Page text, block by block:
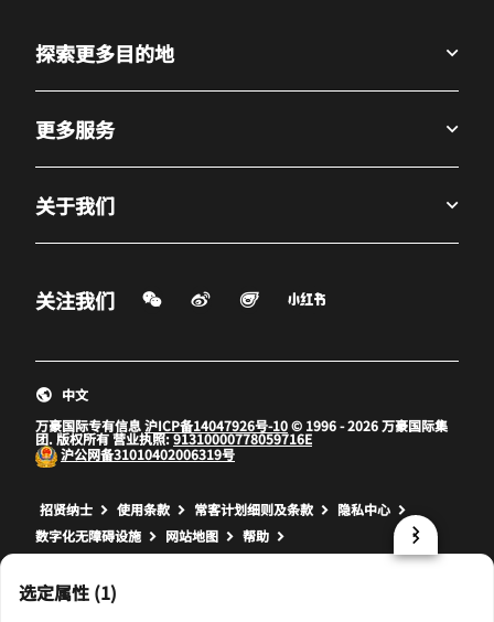
选定属性 (1)
探索更多目的地
更多服务
关于我们
关注我们 微信扫一扫
微博
打开新窗口
飞猪
打开新窗口打开新窗口
万豪国际专有信息沪ICP备14047926号-10© 1996 - 2026 万豪国际集
团. 版权所有 营业执照:91310000778059716E
沪公网备31010402006319号
中文
招贤纳士 打开新窗口
使用条款 打开新窗口
常客计划细则及条款 打开新窗口
隐私中心
数字化无障碍设施
网站地图 帮助
prod32,1C25A0E8-6171-5F8B-A5E4-84FF23B84754,rel-R24.9.4